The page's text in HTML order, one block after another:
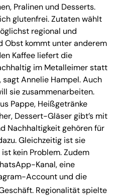
Pralinen und Desserts.
glutenfrei. Zutaten wählt
regional und
Obst kommt unter anderem
Kaffee liefert die
im Metalleimer statt
sagt Annelie Hampel. Auch
sie zusammenarbeiten.
Pappe, Heißgetränke
Dessert-Gläser gibt’s mit
Nachhaltigkeit gehören für
Gleichzeitig ist sie
kein Problem. Zudem
Kanal, eine
Account und die
Regionalität spielte